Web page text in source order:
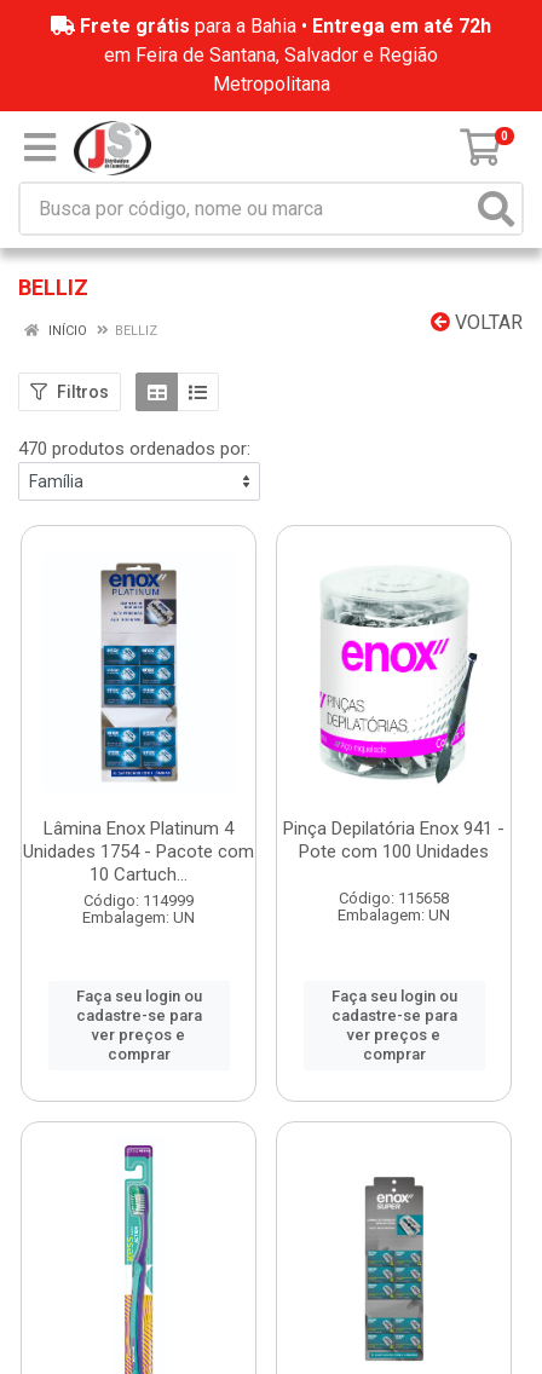
Frete grátis para a Bahia • Entrega em até 72h
em Feira de Santana, Salvador e Região
Metropolitana
0
BELLIZ
VOLTAR
INÍCIO BELLIZ
Filtros
470 produtos ordenados por:
Lâmina Enox Platinum 4
Unidades 1754 - Pacote com
10 Cartuch...
Código: 114999
Embalagem: UN
Faça seu login ou
cadastre-se para
ver preços e
comprar
Pinça Depilatória Enox 941 -
Pote com 100 Unidades
Código: 115658
Embalagem: UN
Faça seu login ou
cadastre-se para
ver preços e
comprar